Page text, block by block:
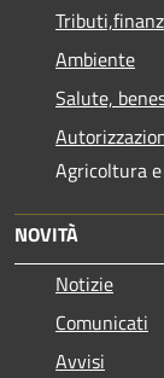
Ambiente
Salute,
Agricoltura
NOVITÀ
Notizie
Comunicati
Avvisi